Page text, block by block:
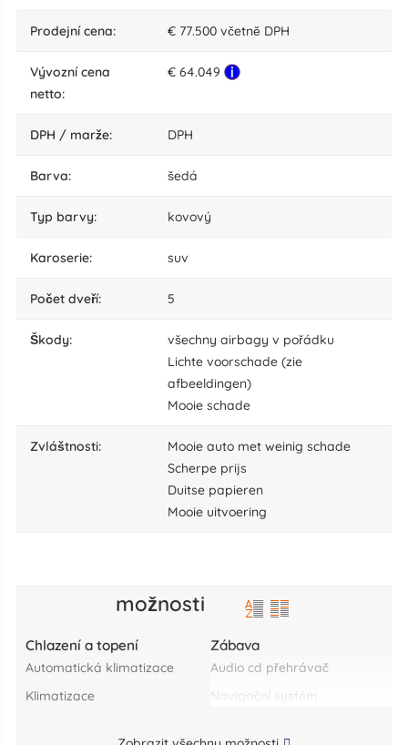
Prodejní cena: € 77.500 včetnĕ DPH
Vývozní cena
netto:
€ 64.049
DPH / marže: DPH
barva: šedá
typ barvy: kovový
karoserie: suv
počet dveří: 5
škody:
všechny airbagy v pořádku
Lichte voorschade (zie
afbeeldingen)
Mooie schade
zvláštnosti:
Mooie auto met weinig schade
Scherpe prijs
Duitse papieren
Mooie uitvoering
možnosti
Chlazení a topení
automatická klimatizace
klimatizace
Zábava
audio cd přehrávač
navigační systém